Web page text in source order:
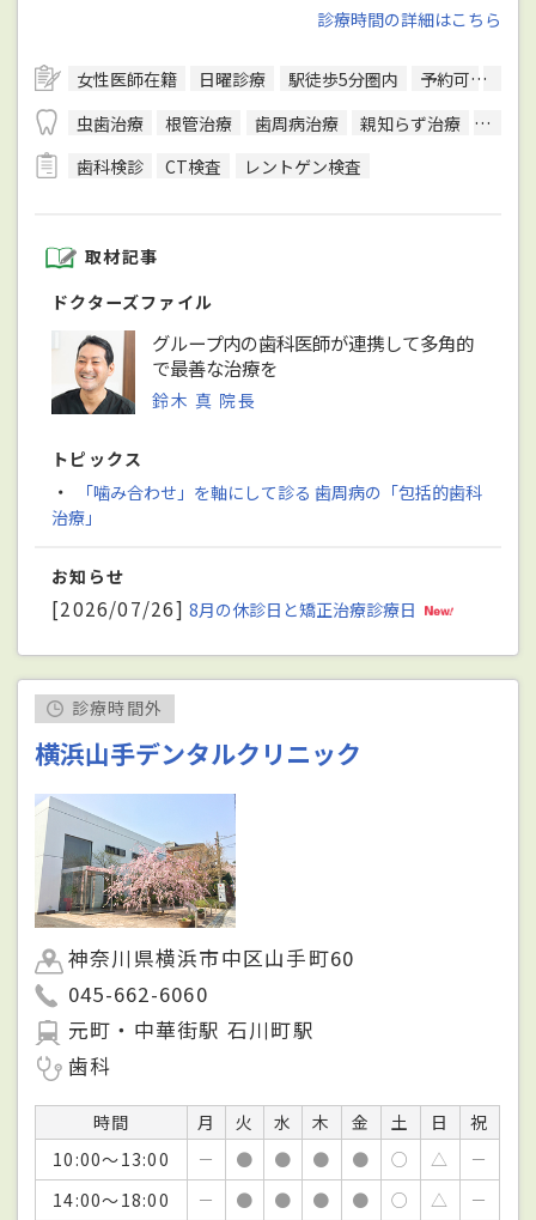
診療時間の詳細はこちら
女性医師在籍 日曜診療 駅徒歩5分圏内 予約可
虫歯治療
根管治療 歯周病治療 親知らず治療
顎関
歯科検診
CT検査 レントゲン検査
取材記事
ドクターズファイル
グループ内の歯科医師が連携して多角的
で最善な治療を
鈴木 真 院長
トピックス
・
「噛み合わせ」を軸にして診る 歯周病の「包括的歯科
治療」
お知らせ
[2026/07/26]8月の休診日と矯正治療診療日
診療時間外
横浜山手デンタルクリニック
神奈川県横浜市中区山手町60
045-662-6060
元町・中華街駅 石川町駅
歯科
時間 月 火 水 木 金 土 日
祝
10:00～13:00
－ ● ● ● ● ○ △
－
14:00～18:00
－ ● ● ● ● ○ △
－